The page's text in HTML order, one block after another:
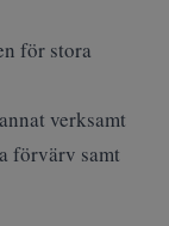
för stora
verksamt
förvärv samt